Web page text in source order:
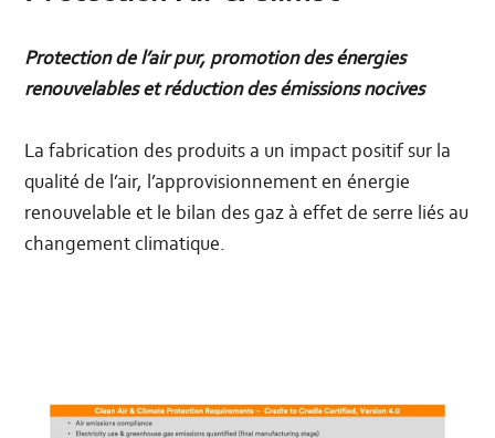
Protection de l’air pur, promotion des énergies
renouvelables et réduction des émissions nocives
La fabrication des produits a un impact positif sur la
qualité de l’air, l’approvisionnement en énergie
renouvelable et le bilan des gaz à effet de serre liés au
changement climatique.